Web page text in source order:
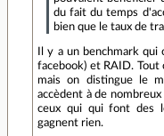
du fait du temps
bien que le taux de
Il y a un benchmark qui
facebook) et RAID. Tout
mais on distingue le
accèdent à de
ceux qui qui font des
gagnent rien.